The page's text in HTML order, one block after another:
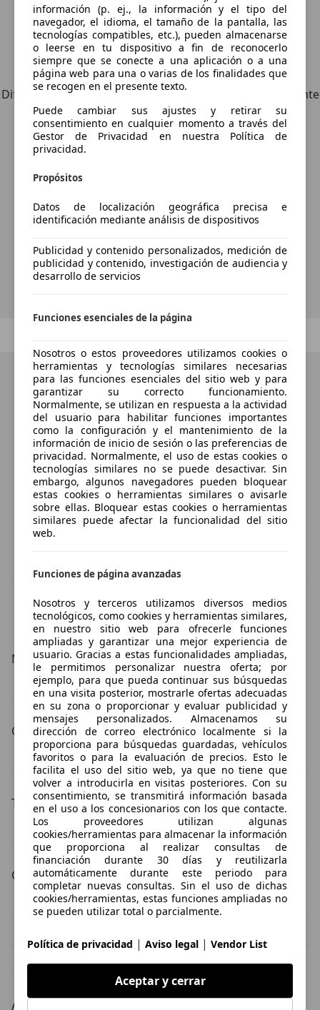
Explora vehículos similares
Diferente de tus criterios de búsqueda, pero posiblemente
una coincidencia perfecta.
automáticamente sobre vehículos
nuevos para su búsqueda?
Guardar búsqueda
Esta información la proporciona el proveedor del certificado.
Más detalles
MINI Cooper SE Especificaciones técnicas
Carrocería
MINI Cooper SE coche pequeño
MINI Cooper SE sedán
Tipos de combustible
MINI Cooper SE eléctrico
Color de la carrocería
MINI Cooper SE negro
MINI Cooper SE gris
Año
información (p. ej., la información y el tipo del
navegador, el idioma, el tamaño de la pantalla, las
tecnologías compatibles, etc.), pueden almacenarse
o leerse en tu dispositivo a fin de reconocerlo
siempre que se conecte a una aplicación o a una
página web para una o varias de los finalidades que
se recogen en el presente texto.
Puede cambiar sus ajustes y retirar su
consentimiento en cualquier momento a través del
Gestor de Privacidad en nuestra Política de
privacidad.
Propósitos
Datos de localización geográfica precisa e
identificación mediante análisis de dispositivos
Publicidad y contenido personalizados, medición de
publicidad y contenido, investigación de audiencia y
desarrollo de servicios
Funciones esenciales de la página
Nosotros o estos proveedores utilizamos cookies o
herramientas y tecnologías similares necesarias
para las funciones esenciales del sitio web y para
garantizar su correcto funcionamiento.
Normalmente, se utilizan en respuesta a la actividad
del usuario para habilitar funciones importantes
como la configuración y el mantenimiento de la
información de inicio de sesión o las preferencias de
privacidad. Normalmente, el uso de estas cookies o
tecnologías similares no se puede desactivar. Sin
embargo, algunos navegadores pueden bloquear
estas cookies o herramientas similares o avisarle
sobre ellas. Bloquear estas cookies o herramientas
similares puede afectar la funcionalidad del sitio
web.
Funciones de página avanzadas
Nosotros y terceros utilizamos diversos medios
tecnológicos, como cookies y herramientas similares,
en nuestro sitio web para ofrecerle funciones
ampliadas y garantizar una mejor experiencia de
usuario. Gracias a estas funcionalidades ampliadas,
le permitimos personalizar nuestra oferta; por
ejemplo, para que pueda continuar sus búsquedas
en una visita posterior, mostrarle ofertas adecuadas
en su zona o proporcionar y evaluar publicidad y
mensajes personalizados. Almacenamos su
dirección de correo electrónico localmente si la
proporciona para búsquedas guardadas, vehículos
favoritos o para la evaluación de precios. Esto le
facilita el uso del sitio web, ya que no tiene que
volver a introducirla en visitas posteriores. Con su
consentimiento, se transmitirá información basada
en el uso a los concesionarios con los que contacte.
Los proveedores utilizan algunas
cookies/herramientas para almacenar la información
que proporciona al realizar consultas de
financiación durante 30 días y reutilizarla
automáticamente durante este periodo para
completar nuevas consultas. Sin el uso de dichas
cookies/herramientas, estas funciones ampliadas no
se pueden utilizar total o parcialmente.
Política de privacidad | Aviso legal | Vendor List
Aceptar y cerrar